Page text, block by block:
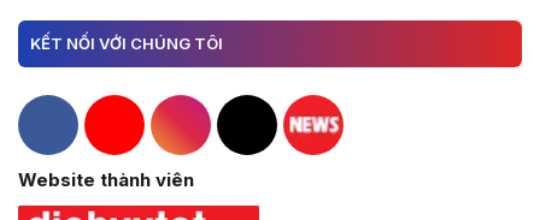
KẾT NỐI VỚI CHÚNG TÔI
Hacom Facebook
Hacom YouTube
Hacom Instagram
Hacom TikTok
Website thành viên